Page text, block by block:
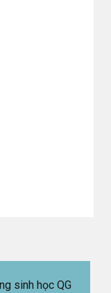
sinh học QG